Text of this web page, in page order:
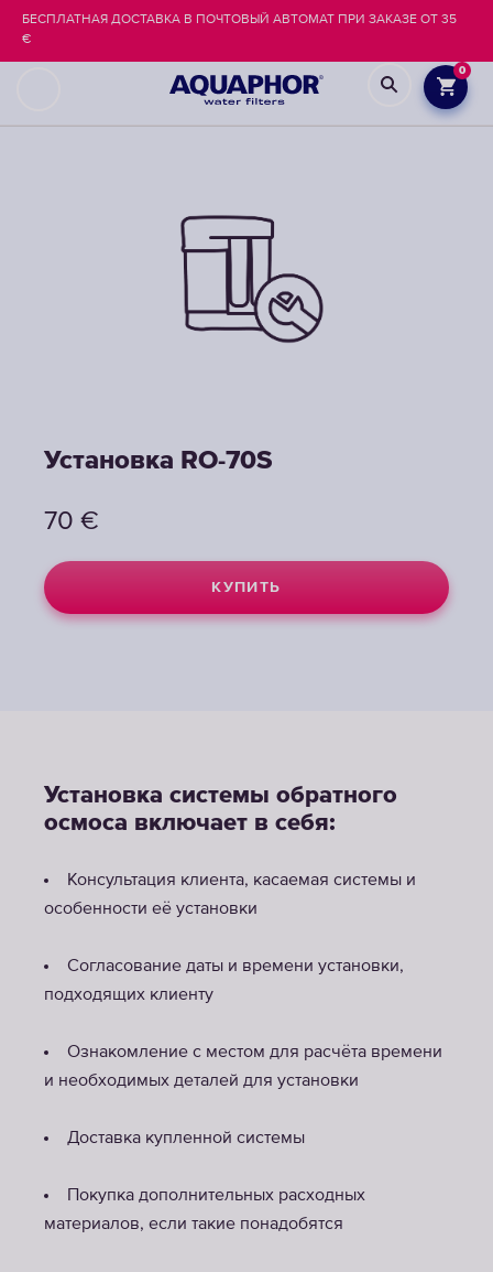
0
БЕСПЛАТНАЯ ДОСТАВКА В ПОЧТОВЫЙ АВТОМАТ ПРИ ЗАКАЗЕ ОТ 35
€
Установка RO-70S
70 €
КУПИТЬ
Установка системы обратного
осмоса включает в себя:
Консультация клиента, касаемая системы и
особенности её установки
Согласование даты и времени установки,
подходящих клиенту
Ознакомление с местом для расчёта времени
и необходимых деталей для установки
Доставка купленной системы
Покупка дополнительных расходных
материалов, если такие понадобятся